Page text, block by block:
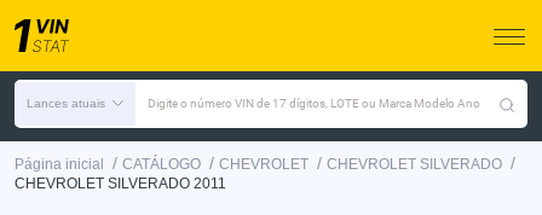
Lances atuais Digite o número VIN de 17 dígitos, LOTE ou Marca Modelo Ano
Página inicial / CATÁLOGO / CHEVROLET / CHEVROLET SILVERADO /
CHEVROLET SILVERADO 2011